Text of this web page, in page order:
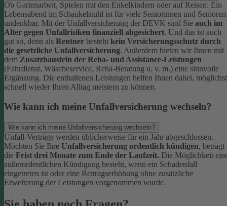
Ob Gartenarbeit, Spielen mit den Enkelkindern oder auf Reisen: Ein
Lebensabend im Schaukelstuhl ist für viele Seniorinnen und Senioren
undenkbar. Mit der Unfallversicherung der DEVK sind Sie auch im
Alter gegen Unfallrisiken finanziell abgesichert. Und das ist auch
gut so, denn als Rentner besteht kein Versicherungsschutz durch
die gesetzliche Unfallversicherung. Außerdem bieten wir Ihnen mit
dem Zusatzbaustein der Reha- und Assistance-Leistungen
(Fahrdienst, Wäscheservice, Reha-Beratung u. v. m.) eine sinnvolle
Ergänzung. Die enthaltenen Leistungen helfen Ihnen dabei, möglichst
schnell wieder Ihren Alltag meistern zu können.
Wie kann ich meine Unfallversicherung wechseln?
Wie kann ich meine Unfallversicherung wechseln?
Unfall-Verträge werden üblicherweise für ein Jahr abgeschlossen.
Möchten Sie Ihre Unfallversicherung ordentlich kündigen, beträgt
die Frist drei Monate zum Ende der Laufzeit. Die Möglichkeit
außerordentlichen Kündigung besteht, wenn ein Schadenfall
eingetreten ist oder eine Beitragserhöhung ohne zusätzliche
Erweiterung der Leistungen vorgenommen wurde.